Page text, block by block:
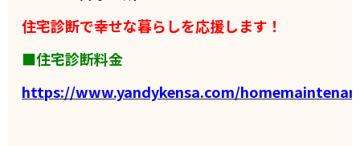
住宅診断で幸せな暮らしを応援します！
■住宅診断料金
https://www.yandykensa.com/